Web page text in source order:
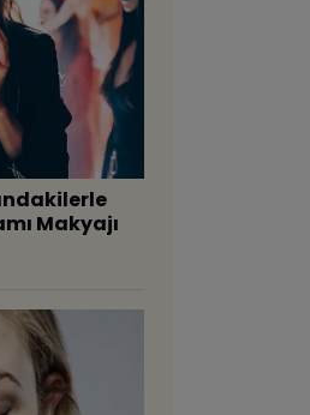
Makyajı